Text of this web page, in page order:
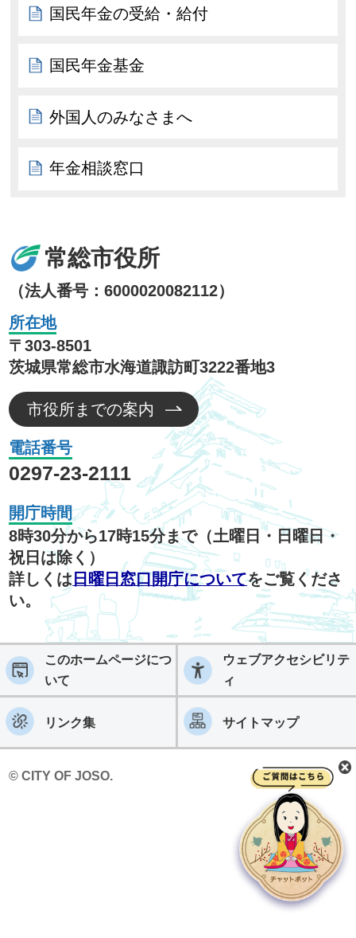
国民年金の受給・給付
国民年金基金
外国人のみなさまへ
年金相談窓口
常総市役所
（法人番号：6000020082112）
所在地
〒303-8501
茨城県常総市水海道諏訪町3222番地3
市役所までの案内
電話番号
0297-23-2111
開庁時間
8時30分から17時15分まで（土曜日・日曜日・
祝日は除く）
詳しくは 日曜日窓口開庁についてをご覧くださ
い。
このホームページにつ
いて
ウェブアクセシビリテ
ィ
リンク集 サイトマップ
© CITY OF JOSO.